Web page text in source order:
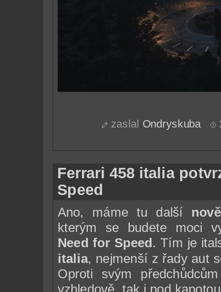
zaslal Ondryskuba
Ferrari 458 italia
Speed
Ano, máme tu další
kterým se budete moci
Need for Speed . Tím je
italia, nejmenší z řady aut
Oproti svým
vzhledově, tak i pod